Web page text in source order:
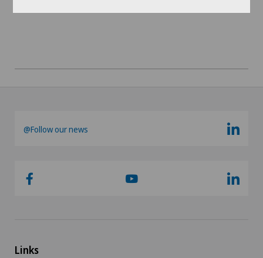
@Follow our news
Links